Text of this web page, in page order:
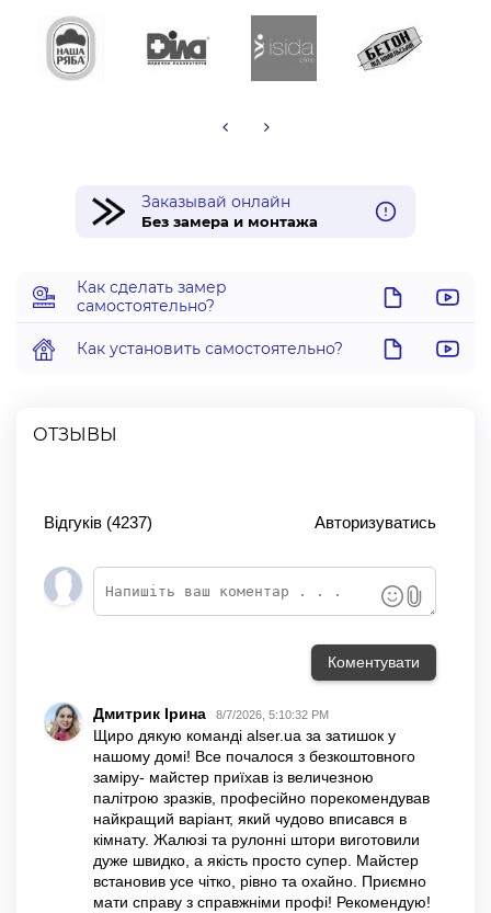
Заказывай онлайн
Без замера и монтажа
Как сделать замер
самостоятельно?
Как установить самостоятельно?
ОТЗЫВЫ